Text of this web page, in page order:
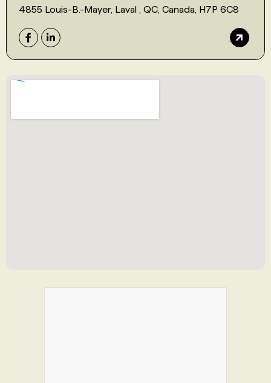
4855 Louis-B.-Mayer, Laval , QC, Canada, H7P 6C8